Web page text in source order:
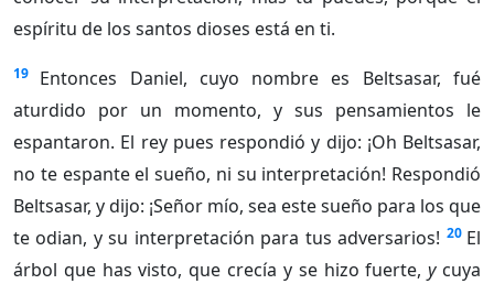
espíritu de los santos dioses está en ti.
19
Entonces Daniel, cuyo nombre es Beltsasar, fué
aturdido por un momento, y sus pensamientos le
espantaron. El rey pues respondió y dijo: ¡Oh Beltsasar,
no te espante el sueño, ni su interpretación! Respondió
Beltsasar, y dijo: ¡Señor mío, sea este sueño para los que
te odian, y su interpretación para tus adversarios! 20 El
árbol que has visto, que crecía y se hizo fuerte,ycuya